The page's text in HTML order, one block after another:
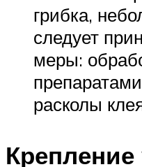
грибка,
следует
меры:
расколы
Крепление